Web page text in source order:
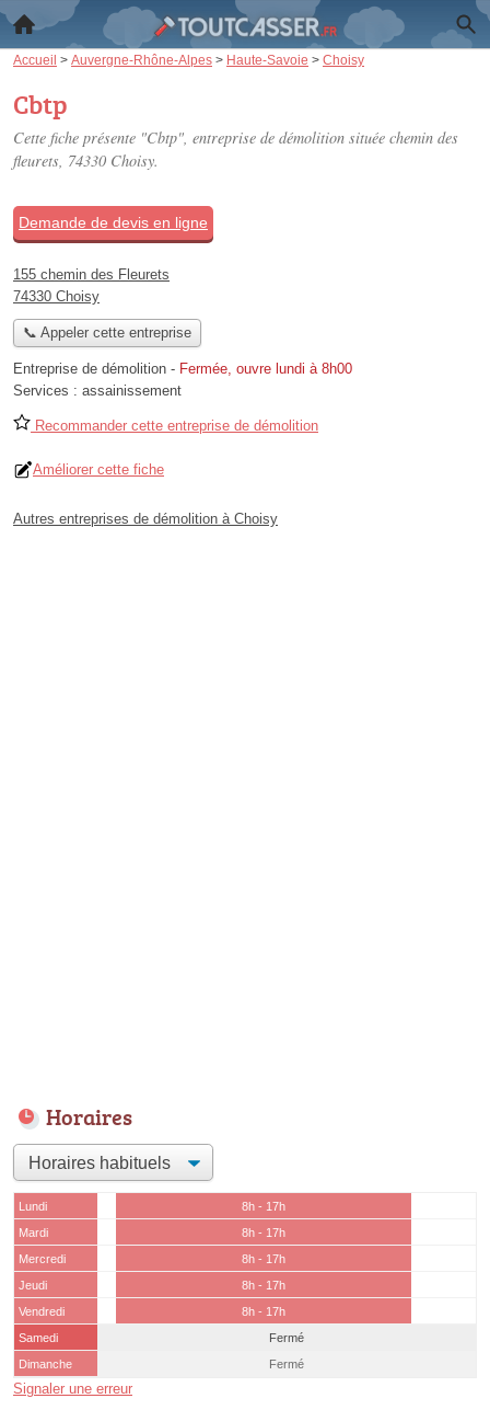
Accueil > Auvergne-Rhône-Alpes > Haute-Savoie > Choisy
Cbtp
Cette fiche présente "Cbtp", entreprise de démolition située chemin des
fleurets, 74330 Choisy.
Demande de devis en ligne
155 chemin des Fleurets
74330 Choisy
📞 Appeler cette entreprise
Entreprise de démolition - Fermée, ouvre lundi à 8h00
Services : assainissement
Recommander cette entreprise de démolition
Améliorer cette fiche
Autres entreprises de démolition à Choisy
Horaires
Lundi
8h - 17h
Mardi
8h - 17h
Mercredi
8h - 17h
Jeudi
8h - 17h
Vendredi
8h - 17h
Samedi
Fermé
Dimanche
Fermé
Signaler une erreur